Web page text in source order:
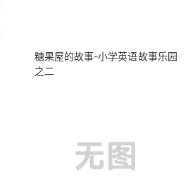
糖果屋的故事-小学英语故事乐园
之二